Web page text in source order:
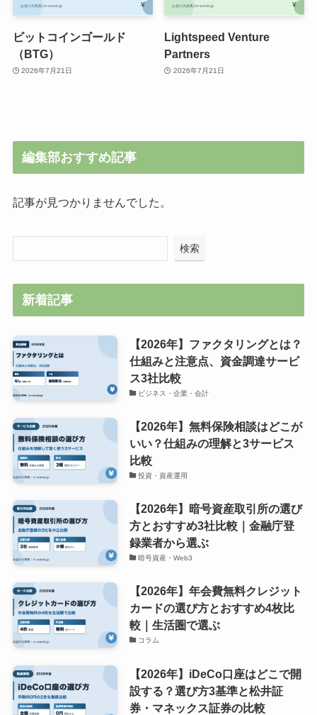
ビットコインゴールド
（BTG）
2026年7月21日
Lightspeed Venture
Partners
2026年7月21日
編集部おすすめ記事
記事が見つかりませんでした。
検索
新着記事
【2026年】ファクタリングとは？
仕組みと注意点、資金調達サービ
ス3社比較
ビジネス・企業・会計
【2026年】無料保険相談はどこが
いい？仕組みの理解と3サービス
比較
投資・資産運用
【2026年】暗号資産取引所の選び
方とおすすめ3社比較｜金融庁登
録業者から選ぶ
暗号資産・Web3
【2026年】年会費無料クレジット
カードの選び方とおすすめ4枚比
較｜生活圏で選ぶ
コラム
【2026年】iDeCo口座はどこで開
設する？選び方3基準と松井証
券・マネックス証券の比較